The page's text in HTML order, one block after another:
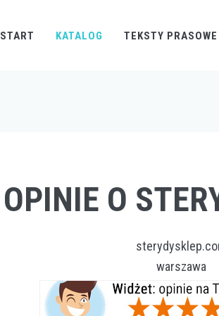
START KATALOG TEKSTY PRASOWE
OPINIE O
warszawa